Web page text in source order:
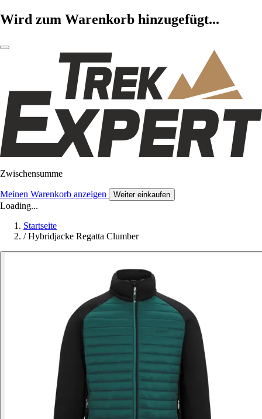
Wird zum Warenkorb hinzugefügt...
Zwischensumme
Meinen Warenkorb anzeigen Weiter einkaufen
Loading...
Startseite
/ Hybridjacke Regatta Clumber